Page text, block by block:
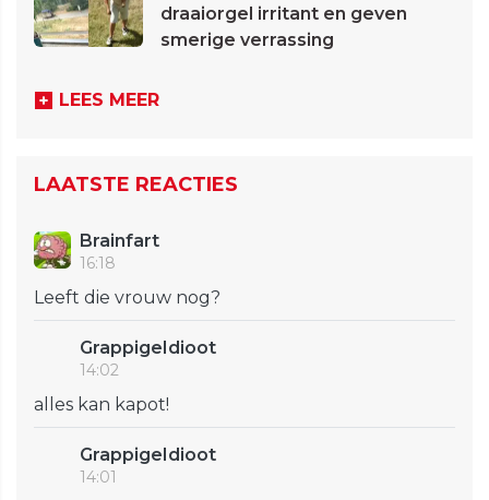
draaiorgel irritant en geven
smerige verrassing
LEES MEER
LAATSTE REACTIES
Brainfart
16:18
Leeft die vrouw nog?
GrappigeIdioot
14:02
alles kan kapot!
GrappigeIdioot
14:01